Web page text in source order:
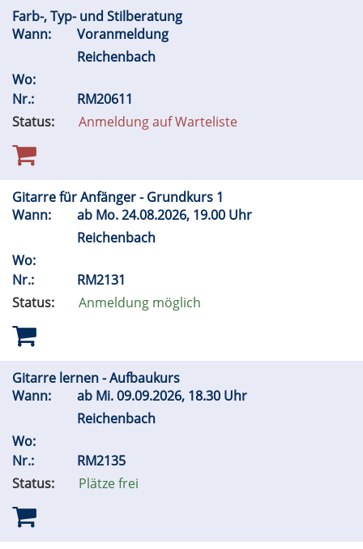
Farb-, Typ- und Stilberatung
Wann:
Voranmeldung
Reichenbach
Wo:
Nr.:
RM20611
Status:
Anmeldung auf Warteliste
Gitarre für Anfänger - Grundkurs 1
Wann:
ab Mo.24.08.2026, 19.00 Uhr
Reichenbach
Wo:
Nr.:
RM2131
Status:
Anmeldung möglich
Gitarre lernen - Aufbaukurs
Wann:
ab Mi.09.09.2026, 18.30 Uhr
Reichenbach
Wo:
Nr.:
RM2135
Status:
Plätze frei